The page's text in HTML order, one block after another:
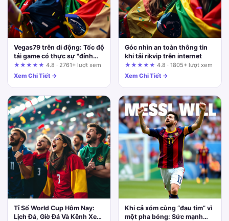
Vegas79 trên di động: Tốc độ
tải game có thực sự "đỉnh
nóc" như lời đồn?
★★★★★ 4.8 · 2761+ lượt xem
Xem Chi Tiết →
Góc nhìn an toàn thông tin
khi tải rikvip trên internet
★★★★★ 4.8 · 1805+ lượt xem
Xem Chi Tiết →
Tỉ Số World Cup Hôm Nay:
Lịch Đá, Giờ Đá Và Kênh Xem
Khi cả xóm cùng “đau tim” vì
một pha bóng: Sức mạnh